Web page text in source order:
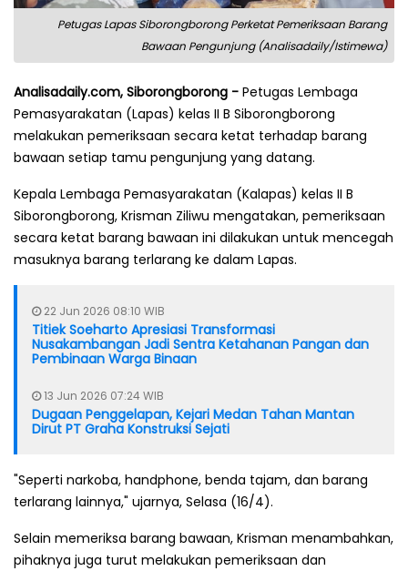
Petugas Lapas Siborongborong Perketat Pemeriksaan Barang
Bawaan Pengunjung (Analisadaily/Istimewa)
Analisadaily.com, Siborongborong - Petugas Lembaga
Pemasyarakatan (Lapas) kelas II B Siborongborong
melakukan pemeriksaan secara ketat terhadap barang
bawaan setiap tamu pengunjung yang datang.
Kepala Lembaga Pemasyarakatan (Kalapas) kelas II B
Siborongborong, Krisman Ziliwu mengatakan, pemeriksaan
secara ketat barang bawaan ini dilakukan untuk mencegah
masuknya barang terlarang ke dalam Lapas.
22 Jun 2026 08:10 WIB
Titiek Soeharto Apresiasi Transformasi
Nusakambangan Jadi Sentra Ketahanan Pangan dan
Pembinaan Warga Binaan
13 Jun 2026 07:24 WIB
Dugaan Penggelapan, Kejari Medan Tahan Mantan
Dirut PT Graha Konstruksi Sejati
"Seperti narkoba, handphone, benda tajam, dan barang
terlarang lainnya," ujarnya, Selasa (16/4).
Selain memeriksa barang bawaan, Krisman menambahkan,
pihaknya juga turut melakukan pemeriksaan dan